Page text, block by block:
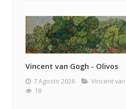
Vincent van Gogh - Olivos
7 Agosto 2026
Vincent
18